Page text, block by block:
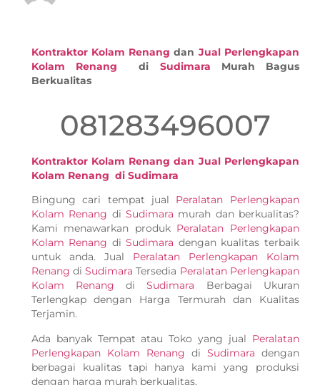
Kontraktor Kolam Renang dan Jual Perlengkapan
Kolam Renang
di Sudimara
Murah Bagus
Berkualitas
081283496007
Kontraktor Kolam Renang dan Jual Perlengkapan
Kolam Renang di Sudimara
Bingung cari tempat jual Peralatan Perlengkapan
Kolam Renang di Sudimara murah dan berkualitas?
Kami menawarkan produk Peralatan Perlengkapan
Kolam Renang di Sudimara dengan kualitas terbaik
untuk anda. Jual Peralatan Perlengkapan Kolam
Renang diSudimara Tersedia Peralatan Perlengkapan
Kolam Renang diSudimara Berbagai Ukuran
Terlengkap dengan Harga Termurah dan Kualitas
Terjamin.
Ada banyak Tempat atau Toko yang jual Peralatan
Perlengkapan Kolam Renang di Sudimara dengan
berbagai kualitas tapi hanya kami yang produksi
dengan harga murah berkualitas.